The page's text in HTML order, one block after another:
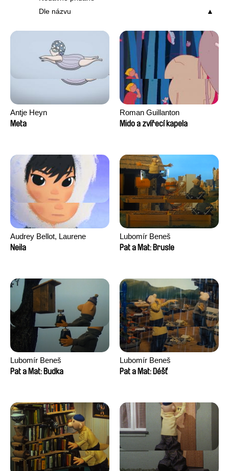
Dle názvu
Antje Heyn
Meta
Roman Guillanton
Mido a zvířecí kapela
Audrey Bellot, Laurene
Desoutter, Amandine
David Tabar, Guillaume
Vezzoli, Eline Zhang
Neila
Lubomír Beneš
Pat a Mat: Brusle
Lubomír Beneš
Pat a Mat: Budka
Lubomír Beneš
Pat a Mat: Déšť